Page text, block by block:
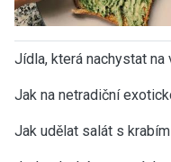
Jídla, která nachystat
Jak na netradiční
Jak udělat salát s